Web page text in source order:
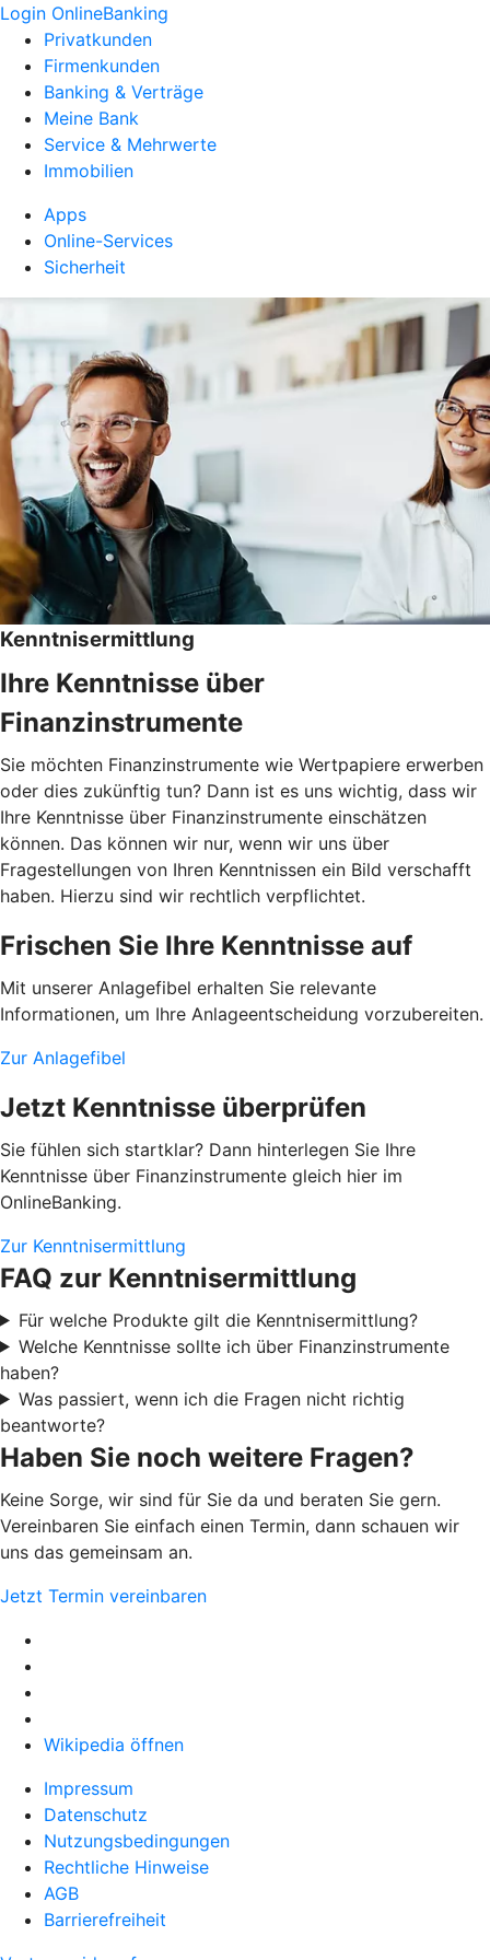
Login OnlineBanking
Privatkunden
Firmenkunden
Banking & Verträge
Meine Bank
Service & Mehrwerte
Immobilien
Apps
Online-Services
Sicherheit
Kenntnisermittlung
Ihre Kenntnisse über
Finanzinstrumente
Sie möchten Finanzinstrumente wie Wertpapiere erwerben
oder dies zukünftig tun? Dann ist es uns wichtig, dass wir
Ihre Kenntnisse über Finanzinstrumente einschätzen
können. Das können wir nur, wenn wir uns über
Fragestellungen von Ihren Kenntnissen ein Bild verschafft
haben. Hierzu sind wir rechtlich verpflichtet.
Frischen Sie Ihre Kenntnisse auf
Mit unserer Anlagefibel erhalten Sie relevante
Informationen, um Ihre Anlageentscheidung vorzubereiten.
Zur Anlagefibel
Jetzt Kenntnisse überprüfen
Sie fühlen sich startklar? Dann hinterlegen Sie Ihre
Kenntnisse über Finanzinstrumente gleich hier im
OnlineBanking.
Zur Kenntnisermittlung
FAQ zur Kenntnisermittlung
Für welche Produkte gilt die Kenntnisermittlung?
Welche Kenntnisse sollte ich über Finanzinstrumente
haben?
Was passiert, wenn ich die Fragen nicht richtig
beantworte?
Haben Sie noch weitere Fragen?
Keine Sorge, wir sind für Sie da und beraten Sie gern.
Vereinbaren Sie einfach einen Termin, dann schauen wir
uns das gemeinsam an.
Jetzt Termin vereinbaren
Wikipedia öffnen
Impressum
Datenschutz
Nutzungsbedingungen
Rechtliche Hinweise
AGB
Barrierefreiheit